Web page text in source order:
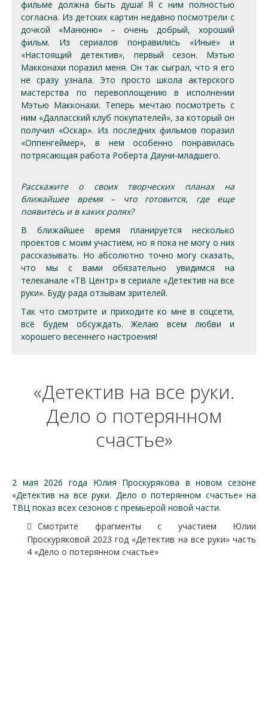
фильме должна быть душа! Я с ним полностью
согласна. Из детских картин недавно посмотрели с
дочкой «Манюню» – очень добрый, хороший
фильм. Из сериалов понравились «Иные» и
«Настоящий детектив», первый сезон. Мэтью
Макконахи поразил меня. Он так сыграл, что я его
не сразу узнала. Это просто школа актерского
мастерства по перевоплощению в исполнении
Мэтью Макконахи. Теперь мечтаю посмотреть с
ним «Далласский клуб покупателей», за который он
получил «Оскар». Из последних фильмов поразил
«Оппенгеймер», в нем особенно понравилась
потрясающая работа Роберта Дауни-младшего.
Расскажите о своих творческих планах на
ближайшее время – что готовится, где еще
появитесь и в каких ролях?
В ближайшее время планируется несколько
проектов с моим участием, но я пока не могу о них
рассказывать. Но абсолютно точно могу сказать,
что мы с вами обязательно увидимся на
телеканале «ТВ Центр» в сериале «Детектив на все
руки». Буду рада отзывам зрителей.
Так что смотрите и приходите ко мне в соцсети,
всё будем обсуждать. Желаю всем любви и
хорошего весеннего настроения!
«Детектив на все руки.
Дело о потерянном
счастье»
2 мая 2026 года Юлия Проскурякова в новом сезоне
«Детектив на все руки. Дело о потерянном счастье» на
ТВЦ показ всех сезонов с премьерой новой части.
Смотрите фрагменты с участием Юлии
Проскуряковой 2023 год «Детектив на все руки» часть
4 «Дело о потерянном счастье»